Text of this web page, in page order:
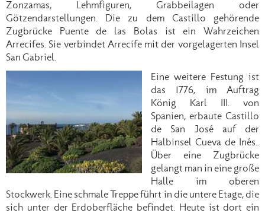
Zonzamas, Lehmfiguren, Grabbeilagen oder
Götzendarstellungen. Die zu dem Castillo gehörende
Zugbrücke Puente de las Bolas ist ein Wahrzeichen
Arrecifes. Sie verbindet Arrecife mit der vorgelagerten Insel
San Gabriel.
Eine weitere Festung ist
das 1776, im Auftrag
König Karl III. von
Spanien, erbaute Castillo
de San José auf der
Halbinsel Cueva de Inés..
Über eine Zugbrücke
gelangt man in eine große
Halle im oberen
Stockwerk. Eine schmale Treppe führt in die untere Etage, die
sich unter der Erdoberfläche befindet. Heute ist dort ein